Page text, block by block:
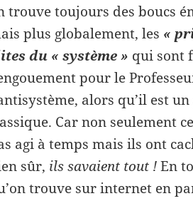
trouve toujours des boucs
plus globalement, les «
du « système » qui sont
pour le
alors qu’il est un
Car non seulement
agi à temps mais ils ont
sûr, ils savaient tout !En
trouve sur internet en